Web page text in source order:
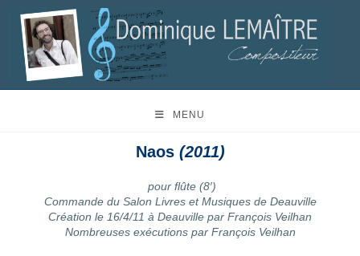
MENU
Naos (2011)
pour flûte (8′)
Commande du Salon Livres et Musiques de Deauville
Création le 16/4/11 à Deauville par François Veilhan
Nombreuses exécutions par François Veilhan